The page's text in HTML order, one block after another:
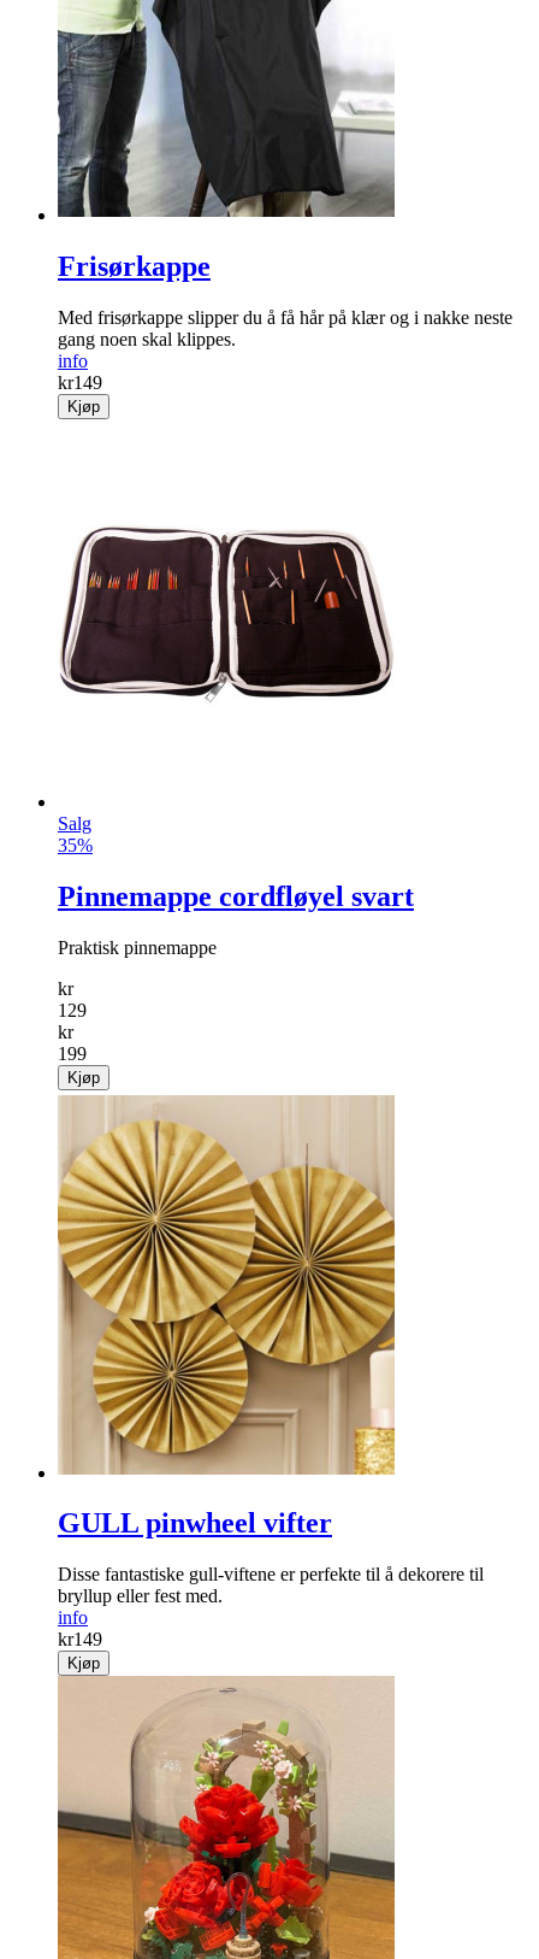
Frisørkappe
Med frisørkappe slipper du å få hår på klær og i nakke neste
gang noen skal klippes.
info
kr149
Kjøp
Salg
35%
Pinnemappe cordfløyel svart
Praktisk pinnemappe
kr
129
kr
199
Kjøp
GULL pinwheel vifter
Disse fantastiske gull-viftene er perfekte til å dekorere til
bryllup eller fest med.
info
kr149
Kjøp